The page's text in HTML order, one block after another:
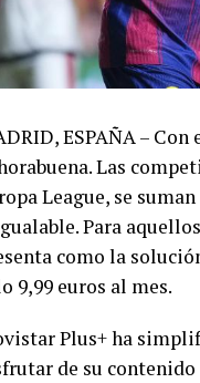
ESPAÑA –
Las
League, se
Para
como la
9,99 euros al mes.
Plus+ ha
de su